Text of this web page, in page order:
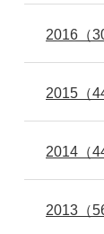
2016 （
2015 （
2014 （
2013 （